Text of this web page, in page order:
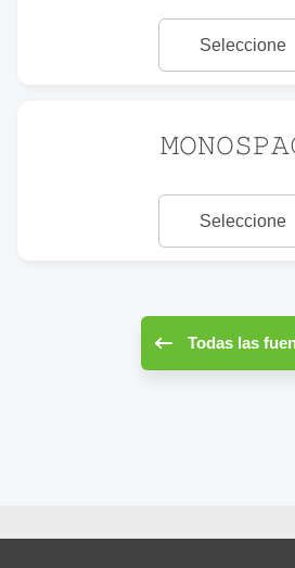
Seleccione
Seleccione
Todas las